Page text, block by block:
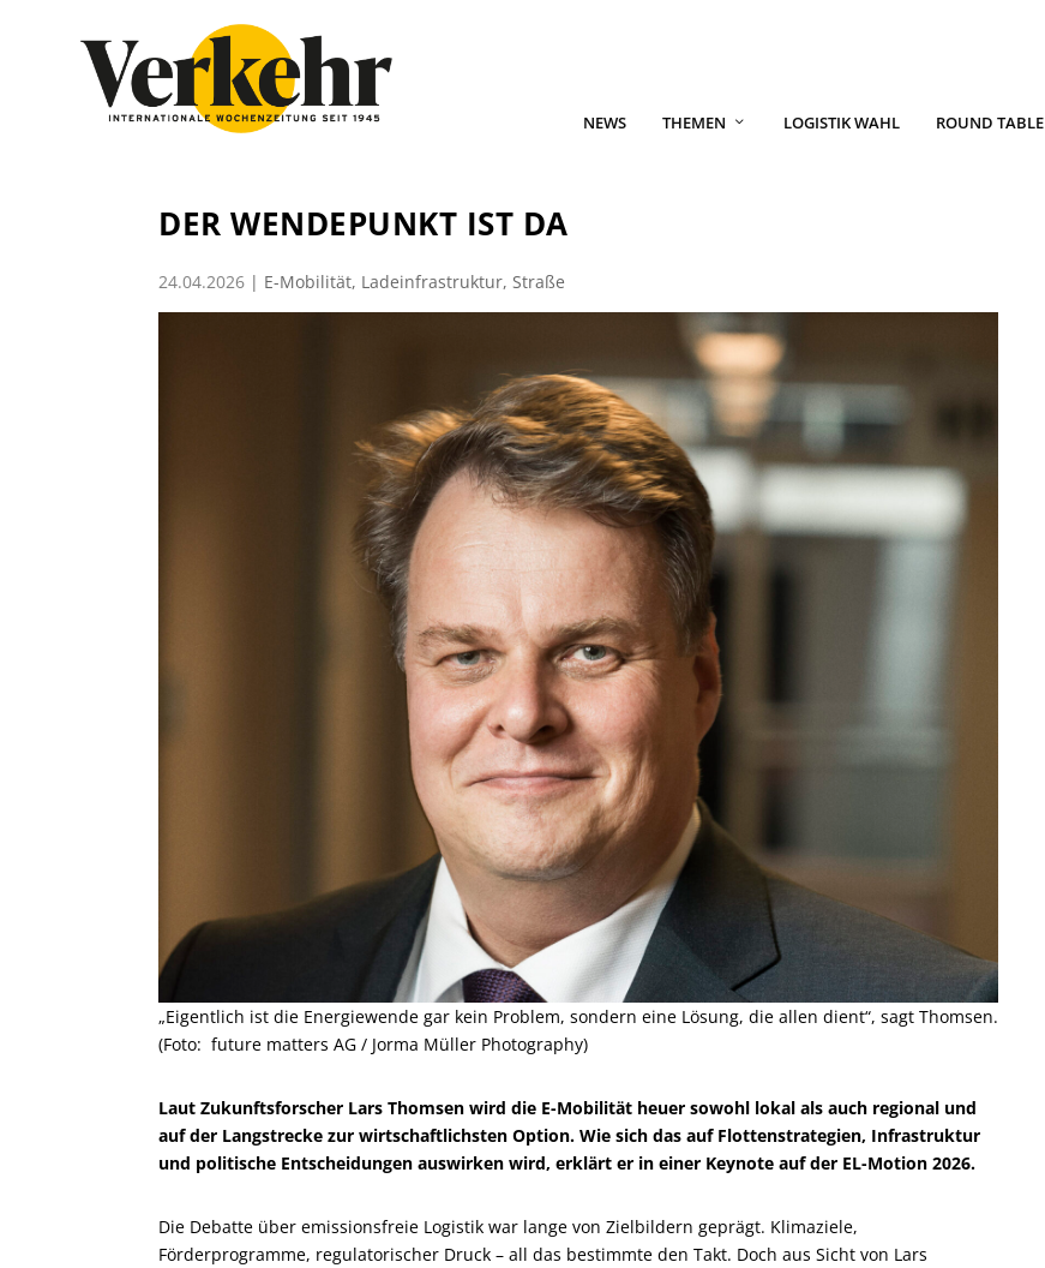
NEWS THEMEN LOGISTIK WAHL ROUND TABLE
DER WENDEPUNKT IST DA
24.04.2026 | E-Mobilität, Ladeinfrastruktur, Straße
„Eigentlich ist die Energiewende gar kein Problem, sondern eine Lösung, die allen dient“, sagt Thomsen.
(Foto: future matters AG / Jorma Müller Photography)
Laut Zukunftsforscher Lars Thomsen wird die E-Mobilität heuer sowohl lokal als auch regional und
auf der Langstrecke zur wirtschaftlichsten Option. Wie sich das auf Flottenstrategien, Infrastruktur
und politische Entscheidungen auswirken wird, erklärt er in einer Keynote auf der EL-Motion 2026.
Die Debatte über emissionsfreie Logistik war lange von Zielbildern geprägt. Klimaziele,
Förderprogramme, regulatorischer Druck – all das bestimmte den Takt. Doch aus Sicht von Lars